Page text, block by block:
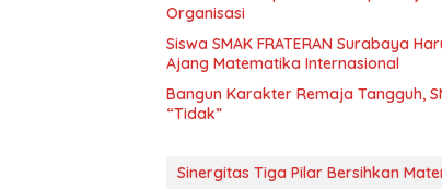
Organisasi
Siswa SMAK FRATERAN Surabaya
Ajang Matematika Internasional
Bangun Karakter Remaja Tangguh,
“Tidak”
Sinergitas Tiga Pilar Bersihkan